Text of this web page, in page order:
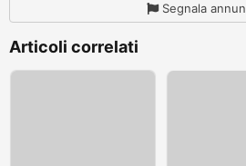
Segnala
Articoli correlati